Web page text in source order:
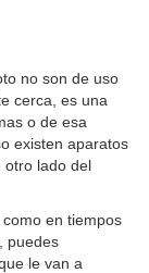
no son de uso
cerca, es una
o de esa
existen aparatos
otro lado del
en tiempos
puedes
le van a